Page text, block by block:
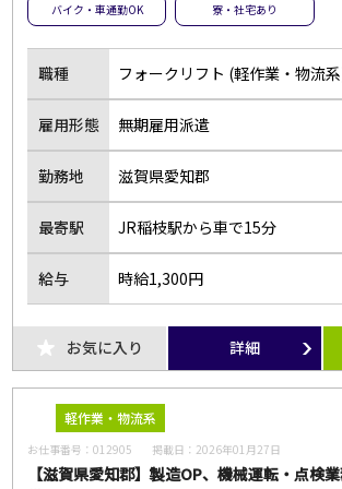
バイク・車通勤OK 寮・社宅あり
職種 フォークリフト (軽作業・物流
雇用形態 無期雇用派遣
勤務地 滋賀県愛知郡
最寄駅 JR稲枝駅から車で15分
給与 時給1,300円
お気に入り 詳細
軽作業・物流系
お仕事番号：012905 掲載日： 2026年01月27日
【滋賀県愛知郡】製造OP、機械運転・点検